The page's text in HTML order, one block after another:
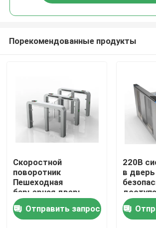
Главная страница
Продукция
Ролики
Порекомендованные продукты
Скоростной
поворотник
Пешеходная
барьерная дверь
Режим
дистанционного
управления
Отправить запрос
220В
в дверь